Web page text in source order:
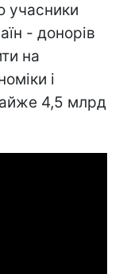
учасники
- донорів
на
і
4,5 млрд